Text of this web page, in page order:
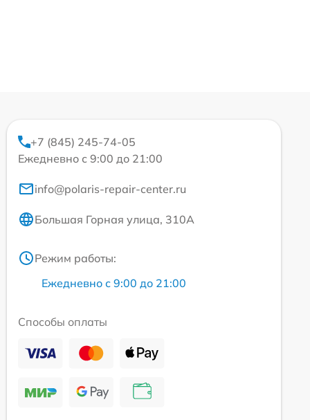
+7 (845) 245-74-05
Ежедневно с 9:00 до 21:00
info@polaris-repair-center.ru
Большая Горная улица, 310А
Режим работы:
Ежедневно с 9:00 до 21:00
Способы оплаты